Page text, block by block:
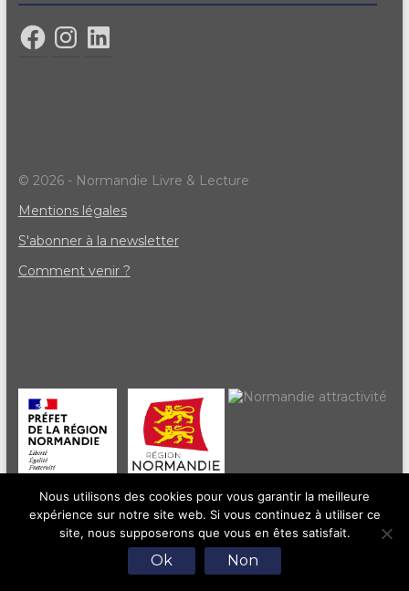
© 2026 - Normandie Livre & Lecture
Mentions légales
S'abonner à la newsletter
Comment venir ?
Nous utilisons des cookies pour vous garantir la meilleure
expérience sur notre site web. Si vous continuez à utiliser ce
site, nous supposerons que vous en êtes satisfait.
Ok Non